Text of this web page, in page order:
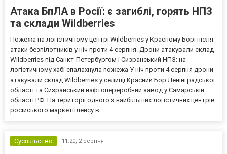
Атака БпЛА в Росії: є загиблі, горять НПЗ
та склади Wildberries
Пожежа на логістичному центрі Wildberries у Красному Борі після
атаки безпілотників у ніч проти 4 серпня. Дрони атакували склад
Wildberries під Санкт-Петербургом і Сизранський НПЗ: на
логістичному хабі спалахнула пожежа У ніч проти 4 серпня дрони
атакували склад Wildberries у селищі Красний Бор Ленінградської
області та Сизранський нафтопереробний завод у Самарській
області РФ. На території одного з найбільших логістичних центрів
російського маркетплейсу в...
Суспільство 11:20, 2 серпня